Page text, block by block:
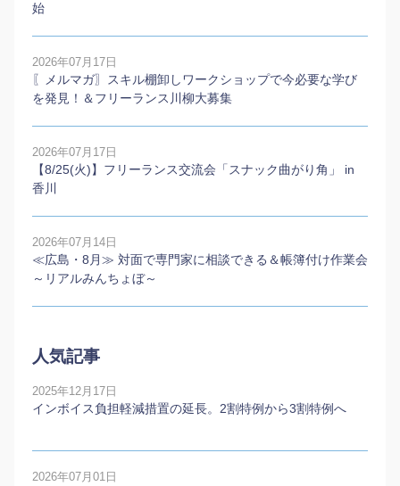
始
2026年07月17日
〖メルマガ〗スキル棚卸しワークショップで今必要な学び
を発見！＆フリーランス川柳大募集
2026年07月17日
【8/25(火)】フリーランス交流会「スナック曲がり角」 in
香川
2026年07月14日
≪広島・8月≫ 対面で専門家に相談できる＆帳簿付け作業会
～リアルみんちょぼ～
人気記事
2025年12月17日
インボイス負担軽減措置の延長。2割特例から3割特例へ
2026年07月01日